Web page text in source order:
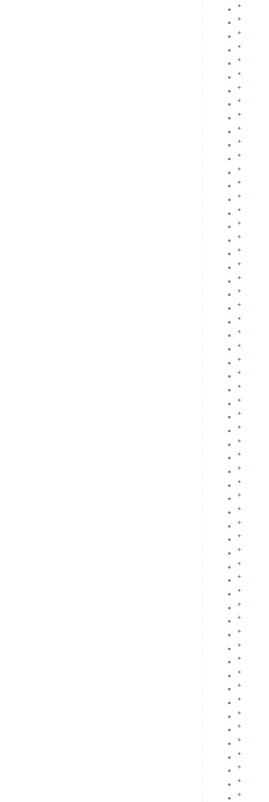
+
+
+
+
+
+
+
+
+
+
+
+
+
+
+
+
+
+
+
+
+
+
+
+
+
+
+
+
+
+
+
+
+
+
+
+
+
+
+
+
+
+
+
+
+
+
+
+
+
+
+
+
+
+
+
+
+
+
+